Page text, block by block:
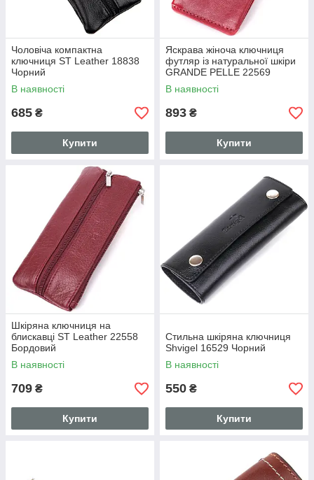
Чоловіча компактна
ключниця ST Leather 18838
Чорний
В наявності
685 ₴
Купити
Яскрава жіноча ключниця
футляр із натуральної шкіри
GRANDE PELLE 22569
Червоний
В наявності
893 ₴
Купити
Шкіряна ключниця на
блискавці ST Leather 22558
Бордовий
В наявності
709 ₴
Купити
Стильна шкіряна ключниця
Shvigel 16529 Чорний
В наявності
550 ₴
Купити